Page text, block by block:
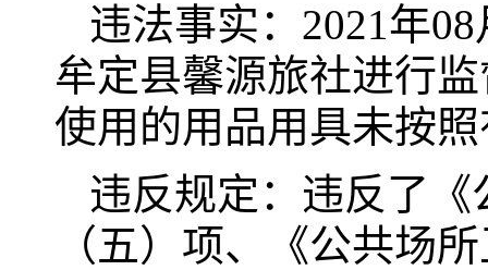
违法事实：2021年
牟定县馨源旅社进行
使用的用品用具未按
违反规定：违反了
（五）项、《公共场